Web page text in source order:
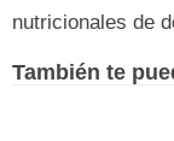
nutricionales de
También te